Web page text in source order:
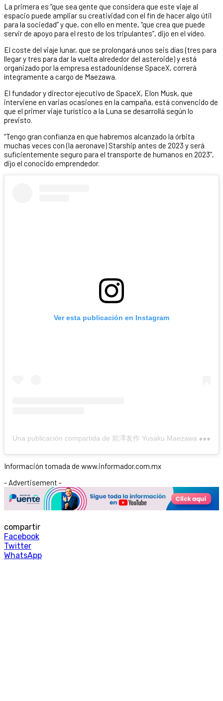
La primera es “que sea gente que considera que este viaje al
espacio puede ampliar su creatividad con el fin de hacer algo útil
para la sociedad” y que, con ello en mente, “que crea que puede
servir de apoyo para el resto de los tripulantes”, dijo en el vídeo.
El coste del viaje lunar, que se prolongará unos seis días (tres para
llegar y tres para dar la vuelta alrededor del asteroide) y está
organizado por la empresa estadounidense SpaceX, correrá
íntegramente a cargo de Maezawa.
El fundador y director ejecutivo de SpaceX, Elon Musk, que
interviene en varias ocasiones en la campaña, está convencido de
que el primer viaje turístico a la Luna se desarrollá según lo
previsto.
“Tengo gran confianza en que habremos alcanzado la órbita
muchas veces con (la aeronave) Starship antes de 2023 y será
suficientemente seguro para el transporte de humanos en 2023”,
dijo el conocido emprendedor.
Ver esta publicación en Instagram
U
na publicación compartida de 前澤友作 Yusaku Maezawa (MZ) (@yusaku2020)
Información tomada de www.informador.com.mx
- Advertisement -
compartir
Facebook
Twitter
WhatsApp